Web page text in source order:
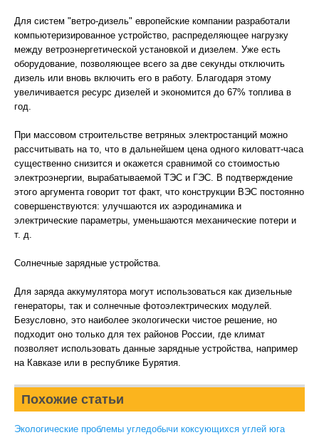
Для систем "ветро-дизель" европейские компании разработали
компьютеризированное устройство, распределяющее нагрузку
между ветроэнергетической установкой и дизелем. Уже есть
оборудование, позволяющее всего за две секунды отключить
дизель или вновь включить его в работу. Благодаря этому
увеличивается ресурс дизелей и экономится до 67% топлива в
год.
При массовом строительстве ветряных электростанций можно
рассчитывать на то, что в дальнейшем цена одного киловатт-часа
существенно снизится и окажется сравнимой со стоимостью
электроэнергии, вырабатываемой ТЭС и ГЭС. В подтверждение
этого аргумента говорит тот факт, что конструкции ВЭС постоянно
совершенствуются: улучшаются их аэродинамика и
электрические параметры, уменьшаются механические потери и
т. д.
Солнечные зарядные устройства.
Для заряда аккумулятора могут использоваться как дизельные
генераторы, так и солнечные фотоэлектрических модулей.
Безусловно, это наиболее экологически чистое решение, но
подходит оно только для тех районов России, где климат
позволяет использовать данные зарядные устройства, например
на Кавказе или в республике Бурятия.
Похожие статьи
Экологические проблемы угледобычи коксующихся углей юга